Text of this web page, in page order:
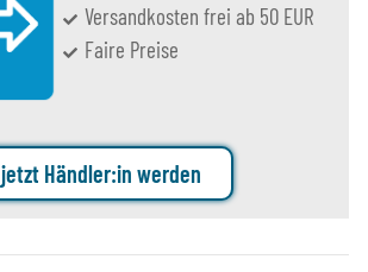
Versandkosten frei ab 50 EUR
Faire Preise
jetzt Händler:in werden